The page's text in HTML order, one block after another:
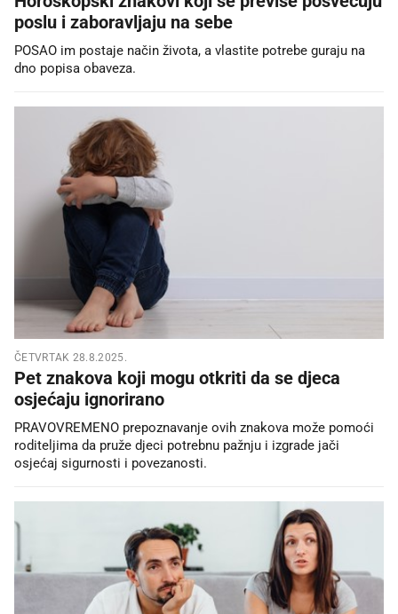
poslu i zaboravljaju na sebe
POSAO im postaje način života, a vlastite potrebe guraju na
dno popisa obaveza.
ČETVRTAK 28.8.2025.
Pet znakova koji mogu otkriti da se djeca
osjećaju ignorirano
PRAVOVREMENO prepoznavanje ovih znakova može pomoći
roditeljima da pruže djeci potrebnu pažnju i izgrade jači
osjećaj sigurnosti i povezanosti.